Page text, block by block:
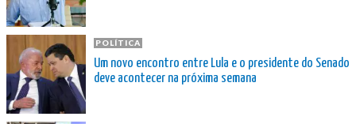
POLÍTICA
Um novo encontro entre Lula e o presidente do Senado
deve acontecer na próxima semana